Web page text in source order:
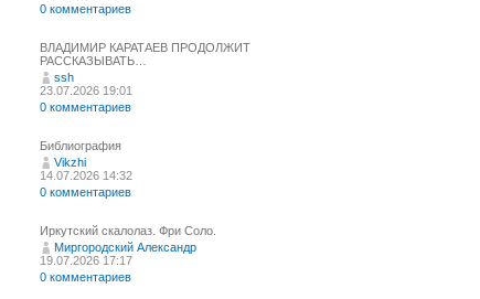
0 комментариев
ВЛАДИМИР КАРАТАЕВ ПРОДОЛЖИТ
РАССКАЗЫВАТЬ…
ssh
23.07.2026 19:01
0 комментариев
Библиография
Vikzhi
14.07.2026 14:32
0 комментариев
Иркутский скалолаз. Фри Соло.
Миргородский Александр
19.07.2026 17:17
0 комментариев